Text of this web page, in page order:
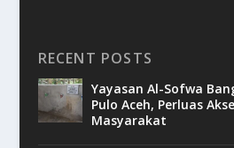
RECENT POSTS
Yayasan Al-Sofwa
Pulo Aceh, Perluas
Masyarakat